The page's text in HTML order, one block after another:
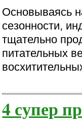
Основываясь
сезонности,
тщательно
питательных
4 супер